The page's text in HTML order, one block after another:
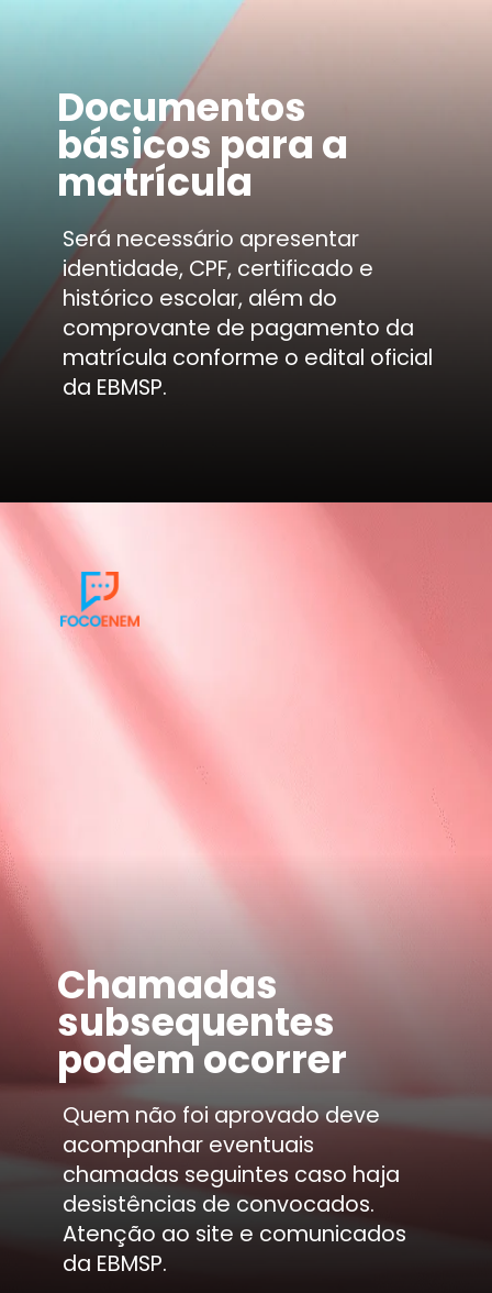
Será necessário apresentar
identidade, CPF, certificado e
histórico escolar, além do
comprovante de pagamento da
matrícula conforme o edital oficial
da EBMSP.
Documentos
básicos para a
matrícula
Quem não foi aprovado deve
acompanhar eventuais
chamadas seguintes caso haja
desistências de convocados.
Atenção ao site e comunicados
da EBMSP.
Chamadas
subsequentes
podem ocorrer